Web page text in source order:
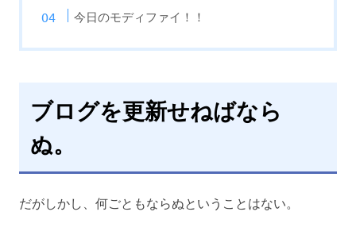
今日のモディファイ！！
ブログを更新せねばなら
ぬ。
だがしかし、何ごともならぬということはない。